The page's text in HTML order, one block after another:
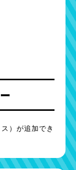
）が追加でき